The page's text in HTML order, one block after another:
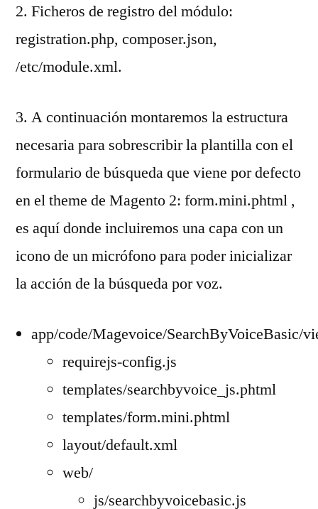
2. Ficheros de registro del módulo:
registration.php, composer.json,
/etc/module.xml.
3. A continuación montaremos la estructura
necesaria para sobrescribir la plantilla con el
formulario de búsqueda que viene por defecto
en el theme de Magento 2: form.mini.phtml ,
es aquí donde incluiremos una capa con un
icono de un micrófono para poder inicializar
la acción de la búsqueda por voz.
app/code/Magevoice/SearchByVoiceBasic/
requirejs-config.js
templates/searchbyvoice_js.phtml
templates/form.mini.phtml
layout/default.xml
web/
js/searchbyvoicebasic.js